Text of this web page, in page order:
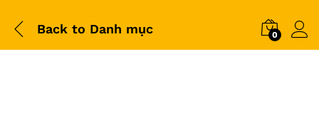
Back to Danh mục 0